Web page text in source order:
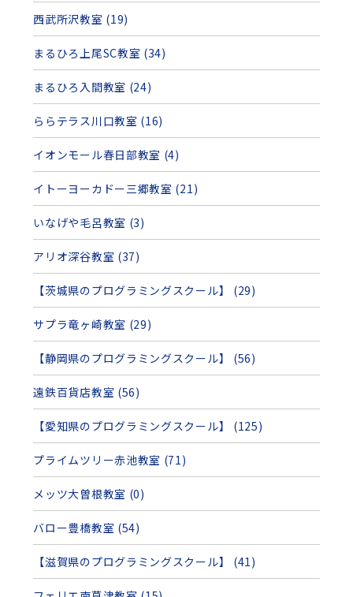
西武所沢教室 (19)
まるひろ上尾SC教室 (34)
まるひろ入間教室 (24)
ららテラス川口教室 (16)
イオンモール春日部教室 (4)
イトーヨーカドー三郷教室 (21)
いなげや毛呂教室 (3)
アリオ深谷教室 (37)
【茨城県のプログラミングスクール】 (29)
サプラ竜ヶ崎教室 (29)
【静岡県のプログラミングスクール】 (56)
遠鉄百貨店教室 (56)
【愛知県のプログラミングスクール】 (125)
プライムツリー赤池教室 (71)
メッツ大曽根教室 (0)
バロー豊橋教室 (54)
【滋賀県のプログラミングスクール】 (41)